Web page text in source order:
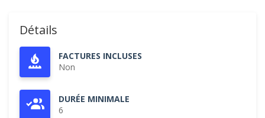
Détails
FACTURES INCLUSES
Non
DURÉE MINIMALE
6